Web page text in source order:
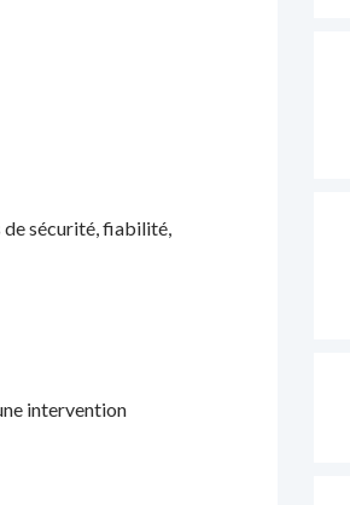
de sécurité, fiabilité,
intervention